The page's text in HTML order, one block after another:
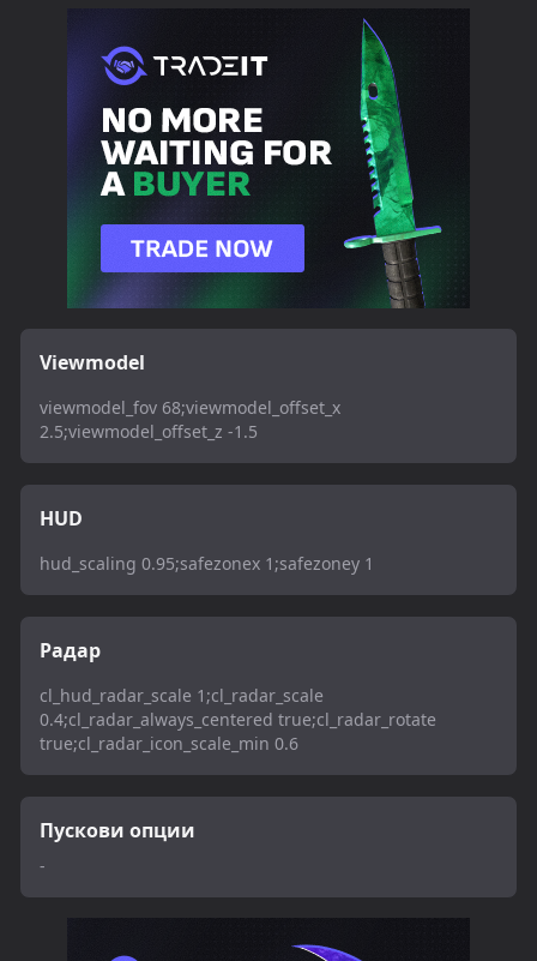
Viewmodel
viewmodel_fov 68;viewmodel_offset_x
2.5;viewmodel_offset_z -1.5
HUD
hud_scaling 0.95;safezonex 1;safezoney 1
Радар
cl_hud_radar_scale 1;cl_radar_scale
0.4;cl_radar_always_centered true;cl_radar_rotate
true;cl_radar_icon_scale_min 0.6
Пускови опции
-